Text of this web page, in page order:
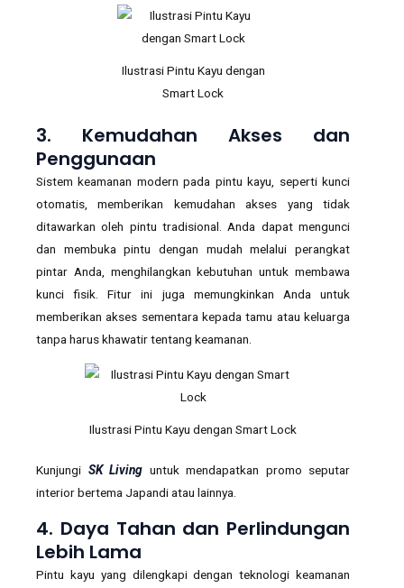
Ilustrasi Pintu Kayu dengan
Smart Lock
3. Kemudahan Akses dan
Penggunaan
Sistem keamanan modern pada pintu kayu, seperti kunci
otomatis, memberikan kemudahan akses yang tidak
ditawarkan oleh pintu tradisional. Anda dapat mengunci
dan membuka pintu dengan mudah melalui perangkat
pintar Anda, menghilangkan kebutuhan untuk membawa
kunci fisik. Fitur ini juga memungkinkan Anda untuk
memberikan akses sementara kepada tamu atau keluarga
tanpa harus khawatir tentang keamanan.
Ilustrasi Pintu Kayu dengan Smart Lock
Kunjungi SK Living untuk mendapatkan promo seputar
interior bertema Japandi atau lainnya.
4. Daya Tahan dan Perlindungan
Lebih Lama
Pintu kayu yang dilengkapi dengan teknologi keamanan